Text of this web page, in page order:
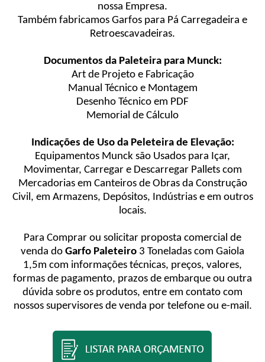
nossa Empresa.
Também fabricamos Garfos para Pá Carregadeira e
Retroescavadeiras.
Documentos da Paleteira para Munck:
Art de Projeto e Fabricação
Manual Técnico e Montagem
Desenho Técnico em PDF
Memorial de Cálculo
Indicações de Uso da Peleteira de Elevação:
Equipamentos Munck são Usados para Içar,
Movimentar, Carregar e Descarregar Pallets com
Mercadorias em Canteiros de Obras da Construção
Civil, em Armazens, Depósitos, Indústrias e em outros
locais.
Para Comprar ou solicitar proposta comercial de
venda do Garfo Paleteiro 3 Toneladas com Gaiola
1,5m com informações técnicas, preços, valores,
formas de pagamento, prazos de embarque ou outra
dúvida sobre os produtos, entre em contato com
nossos supervisores de venda por telefone ou e-mail.